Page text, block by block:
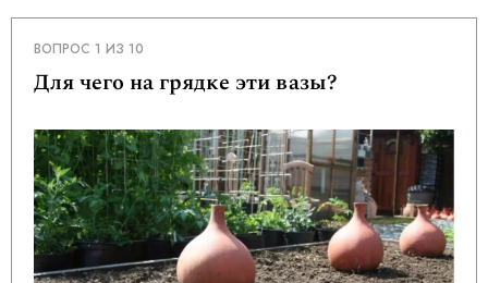
ВОПРОС 1 ИЗ 10
Для чего на грядке эти вазы?